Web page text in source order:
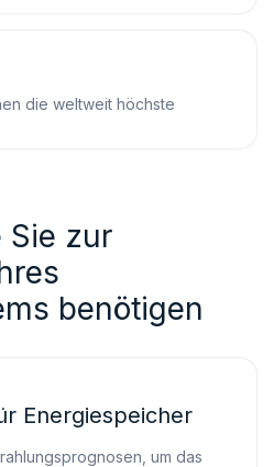
die weltweit höchste
Sie zur
benötigen
Energiespeicher
um das